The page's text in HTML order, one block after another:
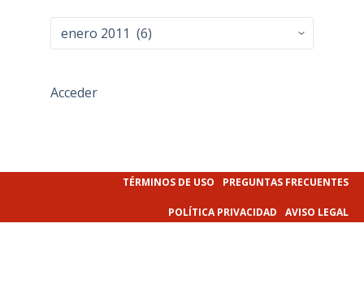
Acceder
TÉRMINOS DE USO PREGUNTAS FRECUENTES
POLÍTICA PRIVACIDAD AVISO LEGAL